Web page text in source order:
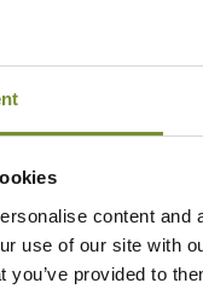
content
use of our site with
you’ve provided to